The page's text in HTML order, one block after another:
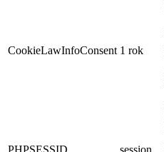
CookieLawInfoConsent 1 rok
PHPSESSID session